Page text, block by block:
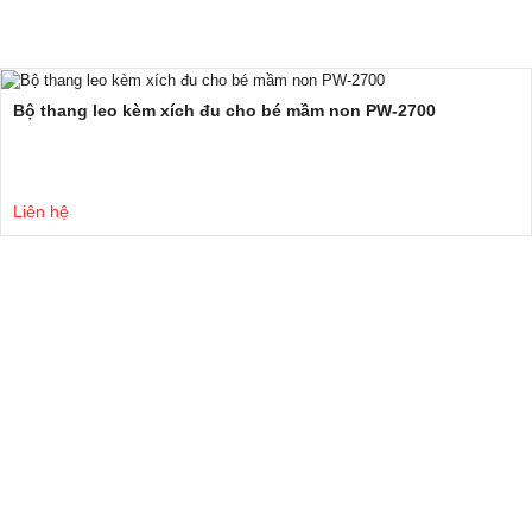
Bộ thang leo kèm xích đu cho bé mầm non PW-2700
Liên hệ